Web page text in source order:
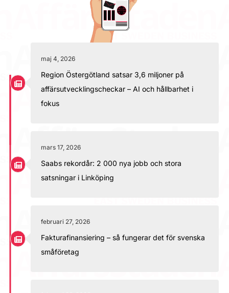
maj 4, 2026
Region Östergötland satsar 3,6 miljoner på
affärsutvecklingscheckar – AI och hållbarhet i
fokus
mars 17, 2026
Saabs rekordår: 2 000 nya jobb och stora
satsningar i Linköping
februari 27, 2026
Fakturafinansiering – så fungerar det för svenska
småföretag